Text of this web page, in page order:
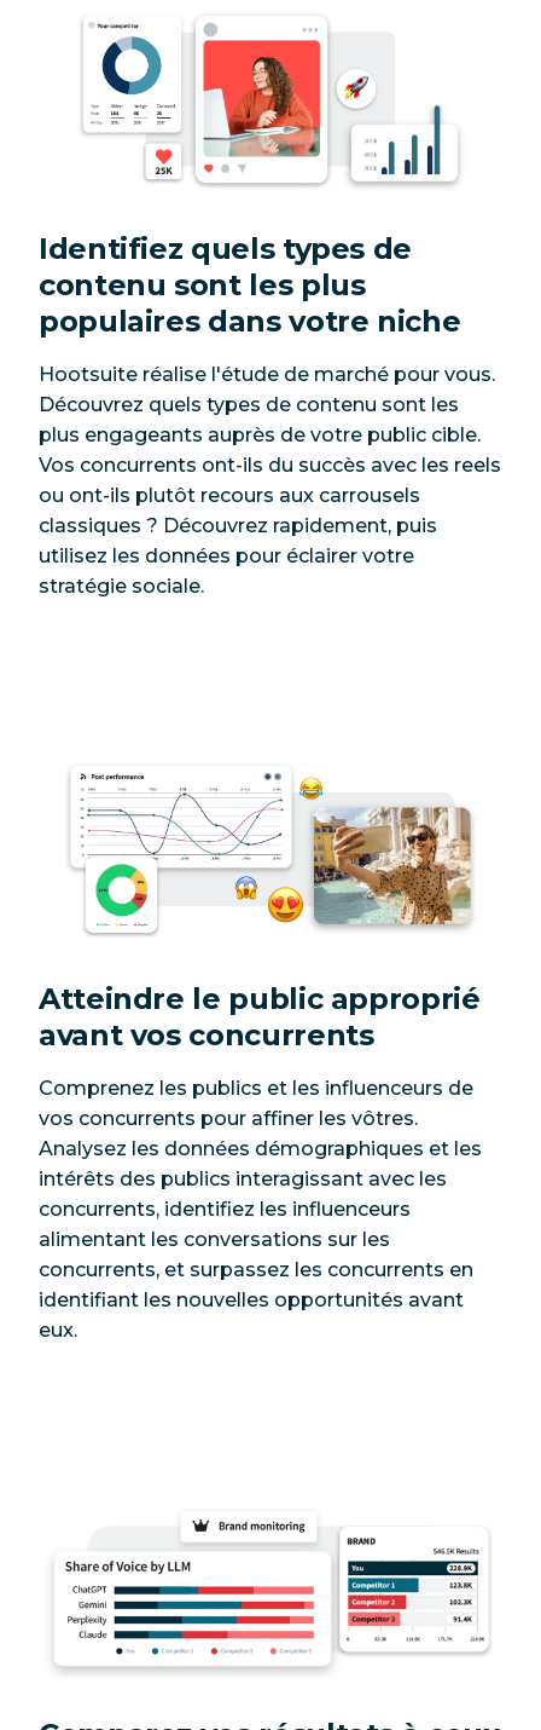
Identifiez quels types de
contenu sont les plus
populaires dans votre niche
Hootsuite réalise l'étude de marché pour vous.
Découvrez quels types de contenu sont les
plus engageants auprès de votre public cible.
Vos concurrents ont-ils du succès avec les reels
ou ont-ils plutôt recours aux carrousels
classiques ? Découvrez rapidement, puis
utilisez les données pour éclairer votre
stratégie sociale.
Atteindre le public approprié
avant vos concurrents
Comprenez les publics et les influenceurs de
vos concurrents pour affiner les vôtres.
Analysez les données démographiques et les
intérêts des publics interagissant avec les
concurrents, identifiez les influenceurs
alimentant les conversations sur les
concurrents, et surpassez les concurrents en
identifiant les nouvelles opportunités avant
eux.